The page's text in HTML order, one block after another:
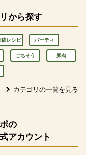
から探す
稿レシピ パーティ
ごちそう 豚肉
カテゴリの一覧を見る
の
アカウント